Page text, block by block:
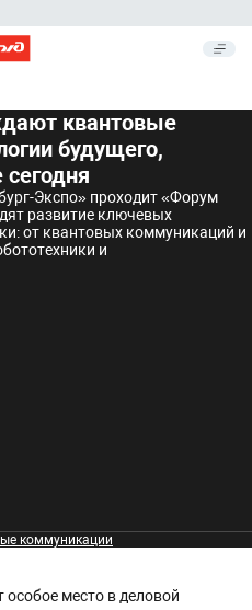
квантовые
будущего,
Экспо» проходит «Форум
развитие ключевых
от квантовых коммуникаций и
и
коммуникации
место в деловой